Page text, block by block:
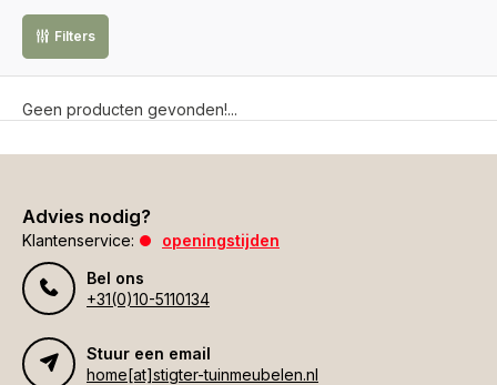
Filters
Geen producten gevonden!...
Advies nodig?
Klantenservice:
openingstijden
Bel ons
+31(0)10-5110134
Stuur een email
home[at]stigter-tuinmeubelen.nl